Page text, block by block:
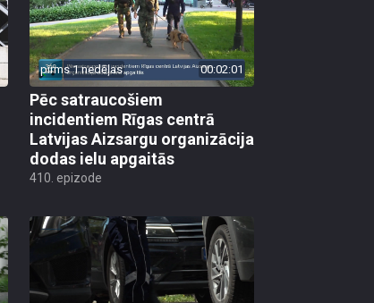
pirms 1 nedēļas 00:02:01
Pēc satraucošiem
incidentiem Rīgas centrā
Latvijas Aizsargu organizācija
dodas ielu apgaitās
410. epizode